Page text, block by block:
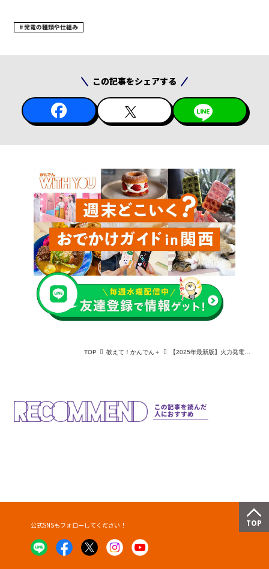
発電の種類や仕組み
この記事をシェアする
TOP 教えて！かんでん＋ 【2025年最新版】火力発電の燃料別発電量を円グラフで分かりやすく解説！日本の電源構成比も徹底比較
この記事を読んだ
人におすすめ
公式SNSもフォローしてください！